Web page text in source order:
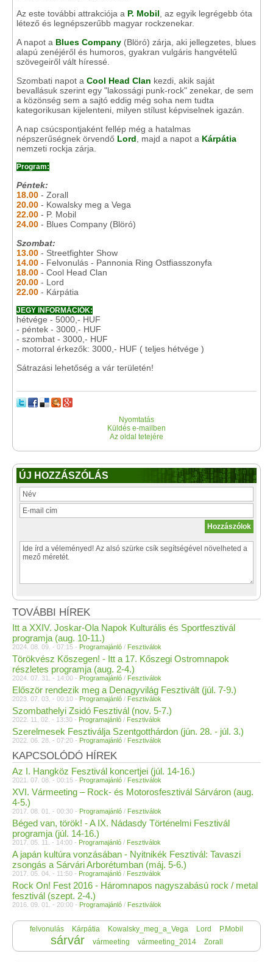
Az este további attrakciója a P. Mobil , az egyik legrégebb óta
létező és legnépszerűbb magyar rockzenekar.
A napot a Blues Company (Blöró) zárja, aki jellegzetes, blues
alapú zenéjéről és humoros, gyakran vulgáris hangvételű
szövegeiről vált híressé.
Szombati napot a Cool Head Clan kezdi, akik saját
bevallásuk szerint egy "lakossági punk-rock" zenekar, de sem
a közönség sem a sajtó eddig még soha nem tudta
kategorikusan kijelenteni, milyen stílust képviselnek igazán.
A nap csúcspontjaként fellép még a hatalmas
népszerűségnek örvendő Lord , majd a napot a Kárpátia
nemzeti rockja zárja.
Program:
Péntek:
18.00 - Zorall
20.00 - Kowalsky meg a Vega
22.00 - P. Mobil
24.00 - Blues Company (Blöró)
Szombat:
13.00 - Streetfighter Show
14.00 - Felvonulás - Pannonia Ring Ostfiasszonyfa
18.00 - Cool Head Clan
20.00 - Lord
22.00 - Kárpátia
JEGY INFORMÁCIÓK:
hétvége - 5000,- HUF
- péntek - 3000,- HUF
- szombat - 3000,- HUF
- motorral érkezők: 3000,- HUF ( teljes hétvége )
Sátrazási lehetőség a vár területén!
Nyomtatás
Küldés e-mailben
Az oldal tetejére
ÚJ HOZZÁSZÓLÁS
TOVÁBBI HÍREK
Itt a XXIV. Joskar-Ola Napok Kulturális és Sportfesztivál
programja (aug. 10-11.)
2024. 08. 09. - 07:15 - Programajánló / Fesztiválok
Törökvész Kőszegen! - Itt a 17. Kőszegi Ostromnapok
részletes programja (aug. 2-4.)
2024. 07. 31. - 14:00 - Programajánló / Fesztiválok
Először rendezik meg a Denagyvilág Fesztivált (júl. 7-9.)
2023. 07. 03. - 00:10 - Programajánló / Fesztiválok
Szombathelyi Zsidó Fesztivál (nov. 5-7.)
2022. 11. 02. - 13:30 - Programajánló / Fesztiválok
Szerelmesek Fesztiválja Szentgotthárdon (jún. 28. - júl. 3.)
2022. 06. 28. - 07:20 - Programajánló / Fesztiválok
KAPCSOLÓDÓ HÍREK
Az I. Hangköz Fesztivál koncertjei (júl. 14-16.)
2021. 07. 08. - 00:15 - Programajánló / Fesztiválok
XVI. Vármeeting – Rock- és Motorosfesztivál Sárváron (aug.
4-5.)
2017. 08. 01. - 00:30 - Programajánló / Fesztiválok
Béged van, török! - A IX. Nádasdy Történelmi Fesztivál
programja (júl. 14-16.)
2017. 05. 11. - 14:00 - Programajánló / Fesztiválok
A japán kultúra vonzásában - Nyitnikék Fesztivál: Tavaszi
zsongás a Sárvári Arborétumban (máj. 5-6.)
2017. 05. 04. - 11:50 - Programajánló / Fesztiválok
Rock On! Fest 2016 - Háromnapos nagyszabású rock / metal
fesztivál (szept. 2-4.)
2016. 09. 01. - 20:00 - Programajánló / Fesztiválok
felvonulás Kárpátia Kowalsky_meg_a_Vega Lord P.Mobil
sárvár vármeeting vármeeting_2014 Zorall